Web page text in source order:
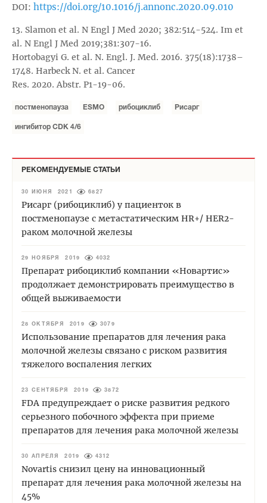
DOI: https://doi.org/10.1016/j.annonc.2020.09.010
13. Slamon et al. N Engl J Med 2020; 382:514-524. Im et
al. N Engl J Med 2019;381:307-16.
Hortobagyi G. et al. N. Engl. J. Med. 2016. 375(18):1738–
1748. Harbeck N. et al. Cancer
Res. 2020. Abstr. P1-19-06.
постменопауза ESMO рибоциклиб Рисарг
ингибитор CDK 4/6
РЕКОМЕНДУЕМЫЕ СТАТЬИ
30 ИЮНЯ 2021 6827
Рисарг (рибоциклиб) у пациенток в
постменопаузе с метастатическим HR+/ HER2-
раком молочной железы
29 НОЯБРЯ 2019 4032
Препарат рибоциклиб компании «Новартис»
продолжает демонстрировать преимущество в
общей выживаемости
28 ОКТЯБРЯ 2019 3079
Использование препаратов для лечения рака
молочной железы связано с риском развития
тяжелого воспаления легких
23 СЕНТЯБРЯ 2019 3872
FDA предупреждает о риске развития редкого
серьезного побочного эффекта при приеме
препаратов для лечения рака молочной железы
30 АПРЕЛЯ 2019 4312
Novartis снизил цену на инновационный
препарат для лечения рака молочной железы на
45%